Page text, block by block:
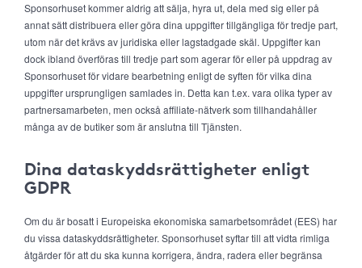
Sponsorhuset kommer aldrig att sälja, hyra ut, dela med sig eller på
annat sätt distribuera eller göra dina uppgifter tillgängliga för tredje part,
utom när det krävs av juridiska eller lagstadgade skäl. Uppgifter kan
dock ibland överföras till tredje part som agerar för eller på uppdrag av
Sponsorhuset för vidare bearbetning enligt de syften för vilka dina
uppgifter ursprungligen samlades in. Detta kan t.ex. vara olika typer av
partnersamarbeten, men också affiliate-nätverk som tillhandahåller
många av de butiker som är anslutna till Tjänsten.
Dina dataskyddsrättigheter enligt
GDPR
Om du är bosatt i Europeiska ekonomiska samarbetsområdet (EES) har
du vissa dataskyddsrättigheter. Sponsorhuset syftar till att vidta rimliga
åtgärder för att du ska kunna korrigera, ändra, radera eller begränsa